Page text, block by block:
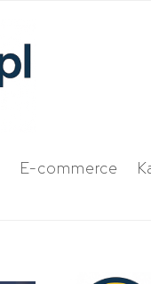
E-commerce